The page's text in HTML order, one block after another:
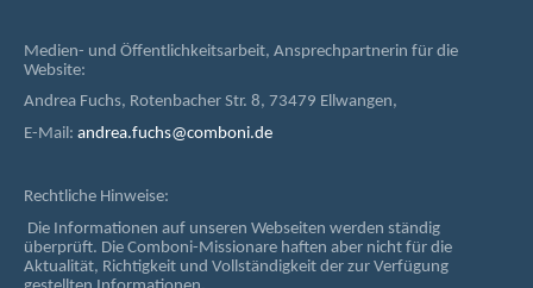
Medien- und Öffentlichkeitsarbeit, Ansprechpartnerin für die
Website:
Andrea Fuchs, Rotenbacher Str. 8, 73479 Ellwangen,
E-Mail: andrea.fuchs@comboni.de
Rechtliche Hinweise:
Die Informationen auf unseren Webseiten werden ständig
überprüft. Die Comboni-Missionare haften aber nicht für die
Aktualität, Richtigkeit und Vollständigkeit der zur Verfügung